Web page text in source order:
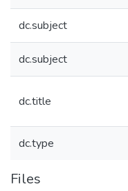
dc.subject
dc.subject
dc.title
dc.type
Files